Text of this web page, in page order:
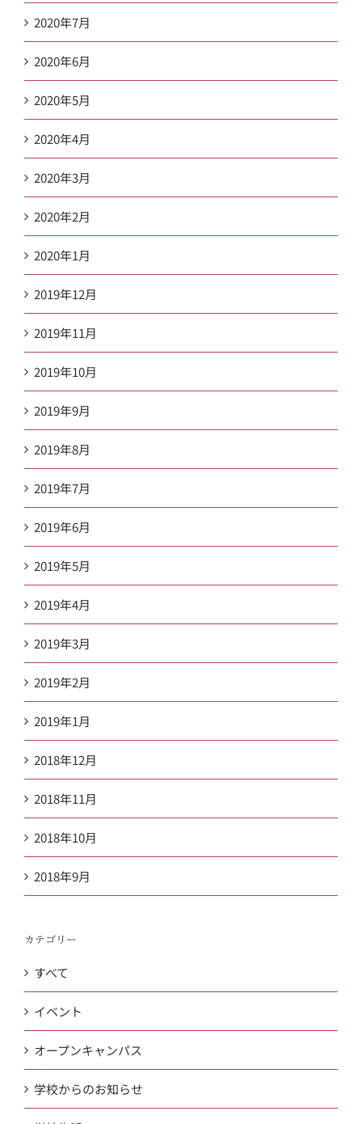
2020年7月
2020年6月
2020年5月
2020年4月
2020年3月
2020年2月
2020年1月
2019年12月
2019年11月
2019年10月
2019年9月
2019年8月
2019年7月
2019年6月
2019年5月
2019年4月
2019年3月
2019年2月
2019年1月
2018年12月
2018年11月
2018年10月
2018年9月
カテゴリー
すべて
イベント
オープンキャンパス
学校からのお知らせ